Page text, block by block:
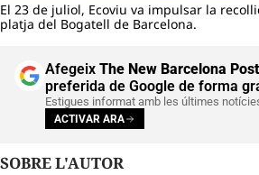
El 23 de juliol, Ecoviu va impulsar la
platja del Bogatell de Barcelona.
Afegeix The New Barcelona Post
preferida de Google de forma
Estigues informat amb les últimes
ACTIVAR ARA
SOBRE L'AUTOR